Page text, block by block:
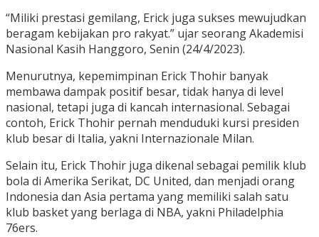
“Miliki prestasi gemilang, Erick juga sukses mewujudkan
beragam kebijakan pro rakyat.” ujar seorang Akademisi
Nasional Kasih Hanggoro, Senin (24/4/2023).
Menurutnya, kepemimpinan Erick Thohir banyak
membawa dampak positif besar, tidak hanya di level
nasional, tetapi juga di kancah internasional. Sebagai
contoh, Erick Thohir pernah menduduki kursi presiden
klub besar di Italia, yakni Internazionale Milan.
Selain itu, Erick Thohir juga dikenal sebagai pemilik klub
bola di Amerika Serikat, DC United, dan menjadi orang
Indonesia dan Asia pertama yang memiliki salah satu
klub basket yang berlaga di NBA, yakni Philadelphia
76ers.